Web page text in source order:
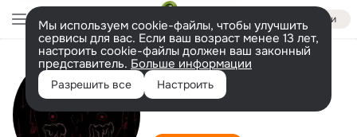
Войти
Мы используем cookie-файлы, чтобы улучшить
сервисы для вас. Если ваш возраст менее 13 лет,
настроить cookie-файлы должен ваш законный
представитель. Больше информации
Разрешить все Настроить
Исполнитель
veno